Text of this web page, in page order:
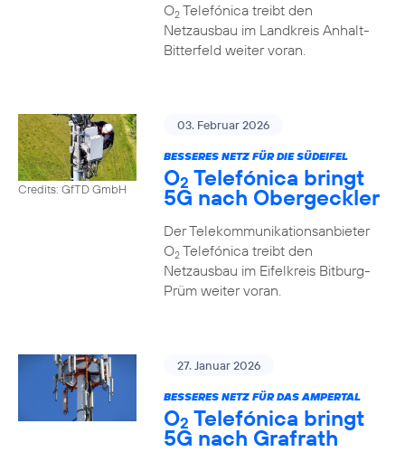
O2Telefónica treibt den
Netzausbau im Landkreis Anhalt-
Bitterfeld weiter voran.
Credits: GfTD GmbH
03. Februar 2026
BESSERES NETZ FÜR DIE SÜDEIFEL
O2 Telefónica bringt
5G nach Obergeckler
Der Telekommunikationsanbieter
O2Telefónica treibt den
Netzausbau im Eifelkreis Bitburg-
Prüm weiter voran.
27. Januar 2026
BESSERES NETZ FÜR DAS AMPERTAL
O2 Telefónica bringt
5G nach Grafrath